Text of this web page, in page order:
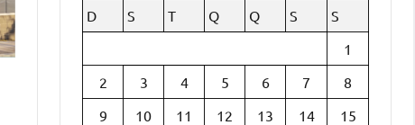
D
S T Q Q S
S
1
2
3 4 5 6 7
8
9
10 11 12 13 14
15